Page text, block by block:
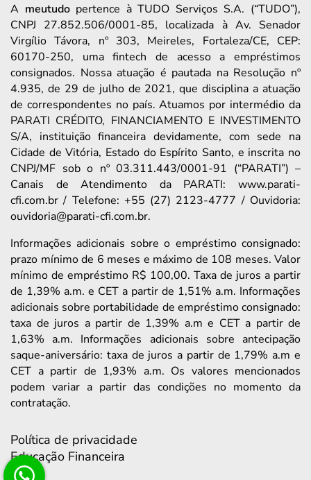
A meutudopertence à TUDO Serviços S.A. (“TUDO”),
CNPJ 27.852.506/0001-85, localizada à Av. Senador
Virgílio Távora, nº 303, Meireles, Fortaleza/CE, CEP:
60170-250, uma fintech de acesso a empréstimos
consignados. Nossa atuação é pautada na Resolução nº
4.935, de 29 de julho de 2021, que disciplina a atuação
de correspondentes no país. Atuamos por intermédio da
PARATI CRÉDITO, FINANCIAMENTO E INVESTIMENTO
S/A, instituição financeira devidamente, com sede na
Cidade de Vitória, Estado do Espírito Santo, e inscrita no
CNPJ/MF sob o nº 03.311.443/0001-91 (“PARATI”) –
Canais de Atendimento da PARATI: www.parati-
cfi.com.br / Telefone: +55 (27) 2123-4777 / Ouvidoria:
ouvidoria@parati-cfi.com.br.
Informações adicionais sobre o empréstimo consignado:
prazo mínimo de 6 meses e máximo de 108 meses. Valor
mínimo de empréstimo R$ 100,00. Taxa de juros a partir
de 1,39% a.m. e CET a partir de 1,51% a.m. Informações
adicionais sobre portabilidade de empréstimo consignado:
taxa de juros a partir de 1,39% a.m e CET a partir de
1,63% a.m. Informações adicionais sobre antecipação
saque-aniversário: taxa de juros a partir de 1,79% a.m e
CET a partir de 1,93% a.m. Os valores mencionados
podem variar a partir das condições no momento da
contratação.
Política de privacidade
Educação Financeira